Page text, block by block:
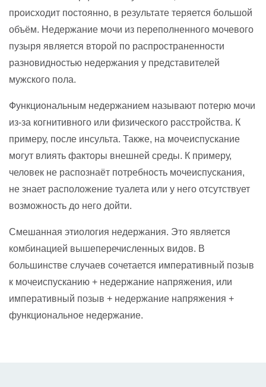
происходит постоянно, в результате теряется большой
объём. Недержание мочи из переполненного мочевого
пузыря является второй по распространенности
разновидностью недержания у представителей
мужского пола.
Функциональным недержанием называют потерю мочи
из-за когнитивного или физического расстройства. К
примеру, после инсульта. Также, на мочеиспускание
могут влиять факторы внешней среды. К примеру,
человек не распознаёт потребность мочеиспускания,
не знает расположение туалета или у него отсутствует
возможность до него дойти.
Смешанная этиология недержания. Это является
комбинацией вышеперечисленных видов. В
большинстве случаев сочетается императивный позыв
к мочеиспусканию + недержание напряжения, или
императивный позыв + недержание напряжения +
функциональное недержание.